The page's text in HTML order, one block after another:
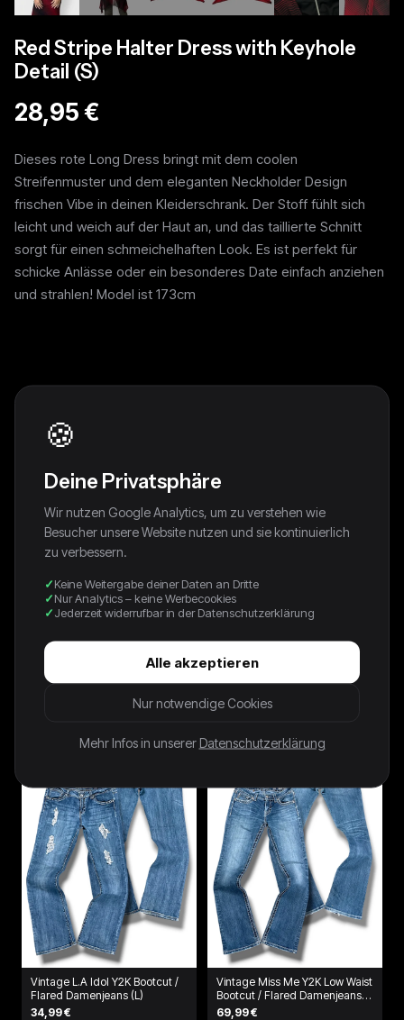
Red Stripe Halter Dress with Keyhole
Detail (S)
28,95 €
Dieses rote Long Dress bringt mit dem coolen
Streifenmuster und dem eleganten Neckholder Design
frischen Vibe in deinen Kleiderschrank. Der Stoff fühlt sich
leicht und weich auf der Haut an, und das taillierte Schnitt
sorgt für einen schmeichelhaften Look. Es ist perfekt für
schicke Anlässe oder ein besonderes Date einfach anziehen
und strahlen! Model ist 173cm
Vintage Levi’s Flared
79,99 €
Vintage L.A Idol Y2K Bootcut /
Flared Damenjeans (L)
34,99 €
Vintage Miss Me Y2K Low Waist
Bootcut / Flared Damenjeans
(L)
69,99 €
🍪
Deine Privatsphäre
Wir nutzen Google Analytics, um zu verstehen wie
Besucher unsere Website nutzen und sie kontinuierlich
zu verbessern.
Keine Weitergabe deiner Daten an Dritte
Nur Analytics – keine Werbecookies
Jederzeit widerrufbar in der Datenschutzerklärung
Alle akzeptieren
Nur notwendige Cookies
Mehr Infos in unserer Datenschutzerklärung